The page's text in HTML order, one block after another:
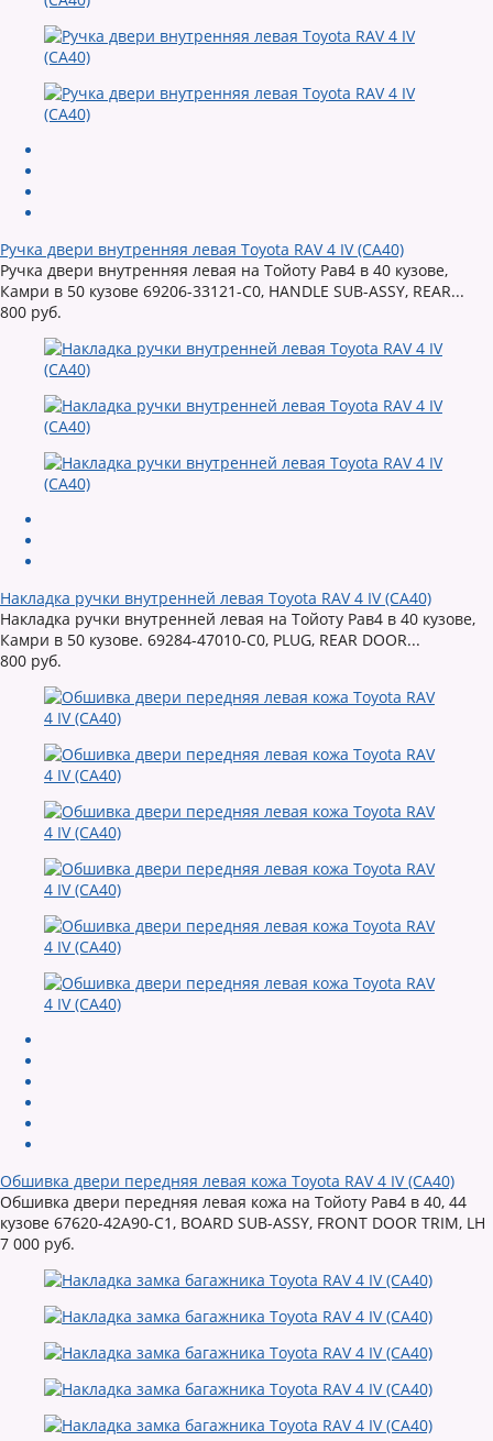
Ручка двери внутренняя левая Toyota RAV 4 IV (CA40)
Ручка двери внутренняя левая на Тойоту Рав4 в 40 кузове,
Камри в 50 кузове 69206-33121-C0, HANDLE SUB-ASSY, REAR...
800 руб.
Накладка ручки внутренней левая Toyota RAV 4 IV (CA40)
Накладка ручки внутренней левая на Тойоту Рав4 в 40 кузове,
Камри в 50 кузове. 69284-47010-C0, PLUG, REAR DOOR...
800 руб.
Обшивка двери передняя левая кожа Toyota RAV 4 IV (CA40)
Обшивка двери передняя левая кожа на Тойоту Рав4 в 40, 44
кузове 67620-42A90-C1, BOARD SUB-ASSY, FRONT DOOR TRIM, LH
7 000 руб.